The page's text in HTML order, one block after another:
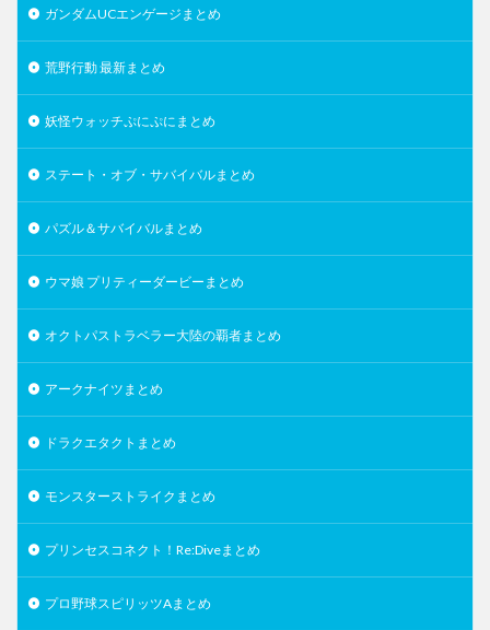
ガンダムUCエンゲージまとめ
荒野行動 最新まとめ
妖怪ウォッチぷにぷにまとめ
ステート・オブ・サバイバルまとめ
パズル＆サバイバルまとめ
ウマ娘 プリティーダービーまとめ
オクトパストラベラー大陸の覇者まとめ
アークナイツまとめ
ドラクエタクトまとめ
モンスターストライクまとめ
プリンセスコネクト！Re:Diveまとめ
プロ野球スピリッツAまとめ